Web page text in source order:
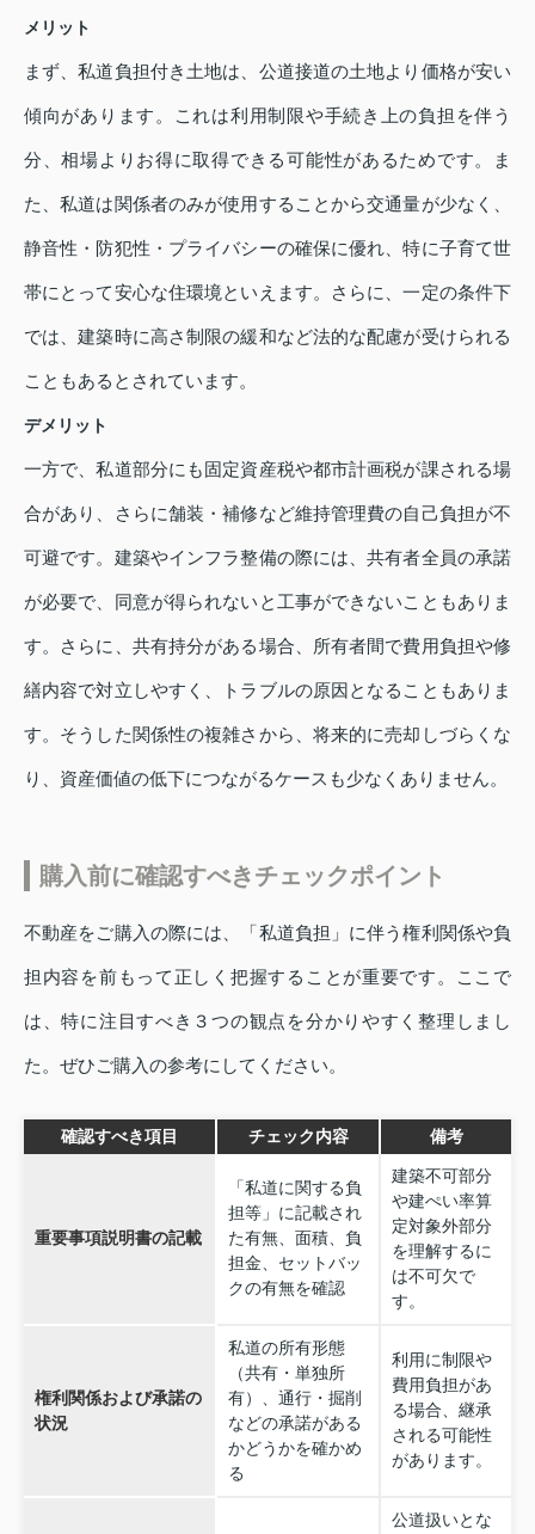
メリット
まず、私道負担付き土地は、公道接道の土地より価格が安い
傾向があります。これは利用制限や手続き上の負担を伴う
分、相場よりお得に取得できる可能性があるためです。ま
た、私道は関係者のみが使用することから交通量が少なく、
静音性・防犯性・プライバシーの確保に優れ、特に子育て世
帯にとって安心な住環境といえます。さらに、一定の条件下
では、建築時に高さ制限の緩和など法的な配慮が受けられる
こともあるとされています。
デメリット
一方で、私道部分にも固定資産税や都市計画税が課される場
合があり、さらに舗装・補修など維持管理費の自己負担が不
可避です。建築やインフラ整備の際には、共有者全員の承諾
が必要で、同意が得られないと工事ができないこともありま
す。さらに、共有持分がある場合、所有者間で費用負担や修
繕内容で対立しやすく、トラブルの原因となることもありま
す。そうした関係性の複雑さから、将来的に売却しづらくな
り、資産価値の低下につながるケースも少なくありません。
購入前に確認すべきチェックポイント
不動産をご購入の際には、「私道負担」に伴う権利関係や負
担内容を前もって正しく把握することが重要です。ここで
は、特に注目すべき３つの観点を分かりやすく整理しまし
た。ぜひご購入の参考にしてください。
確認すべき項目 チェック内容 備考
重要事項説明書の記載
「私道に関する負
担等」に記載され
た有無、面積、負
担金、セットバッ
クの有無を確認
建築不可部分
や建ぺい率算
定対象外部分
を理解するに
は不可欠で
す。
権利関係および承諾の
状況
私道の所有形態
（共有・単独所
有）、通行・掘削
などの承諾がある
かどうかを確かめ
る
利用に制限や
費用負担があ
る場合、継承
される可能性
があります。
公道扱いとな